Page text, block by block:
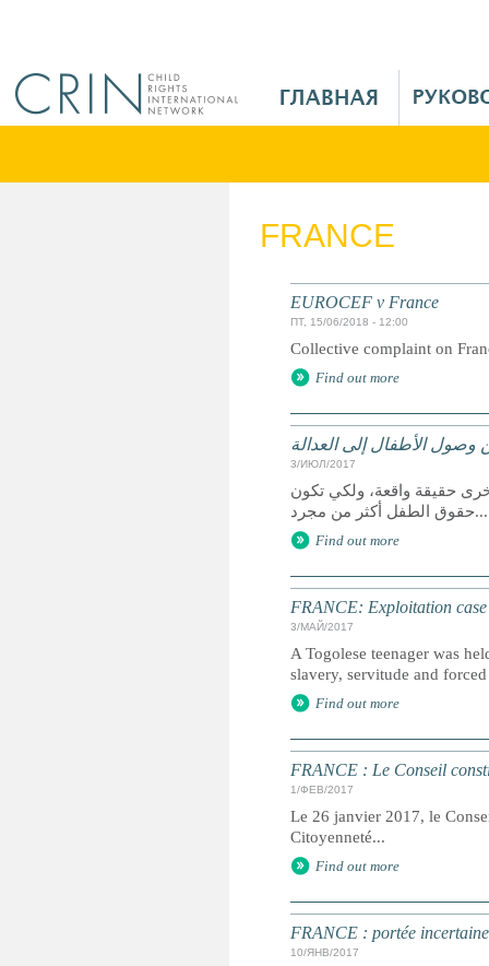
M
n
FRANCE
EUROCEF v France
ПТ, 15/06/2018 - 12:00
Collective complaint on
Find out more
وصول الأطفال إلى العدالة
3/ИЮЛ/2017
حقيقة واقعة، ولكي تكون
حقوق الطفل أكثر من مجرد...
Find out more
FRANCE: Exploitation
3/МАЙ/2017
A Togolese teenager was
slavery, servitude and
Find out more
FRANCE : Le Conseil
1/ФЕВ/2017
Le 26 janvier 2017, le
Citoyenneté...
Find out more
FRANCE : portée
10/ЯНВ/2017